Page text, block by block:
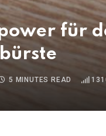
für
5 MINUTES READ